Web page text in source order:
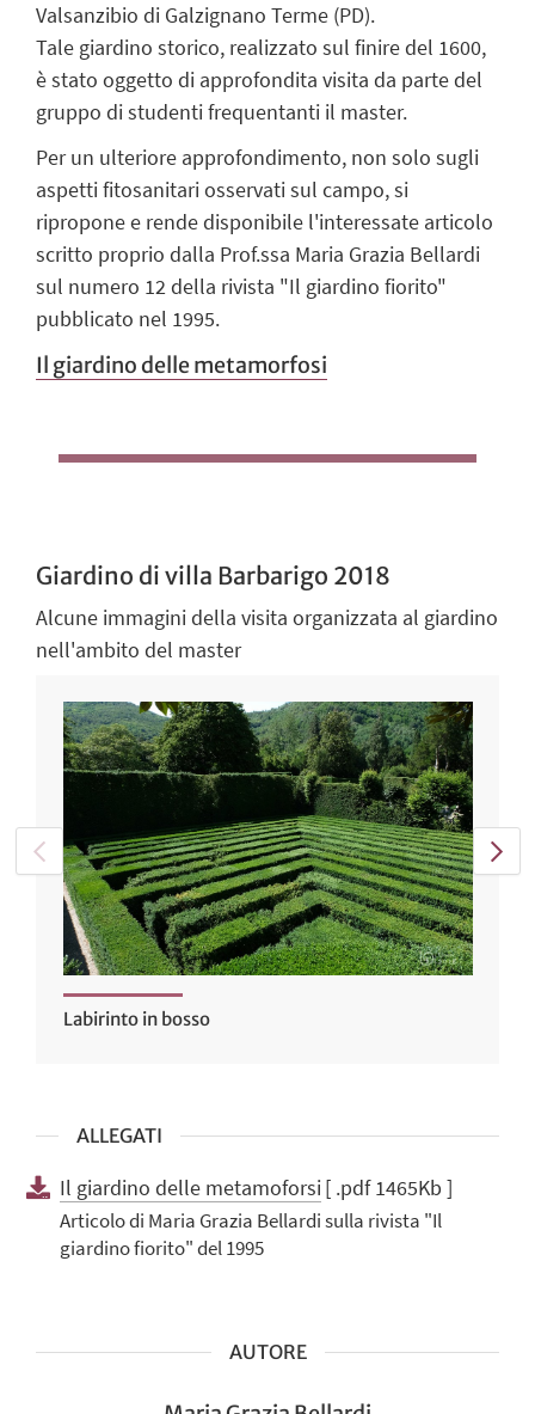
Valsanzibio di Galzignano Terme (PD).
Tale giardino storico, realizzato sul finire del 1600,
è stato oggetto di approfondita visita da parte del
gruppo di studenti frequentanti il master.
Per un ulteriore approfondimento, non solo sugli
aspetti fitosanitari osservati sul campo, si
ripropone e rende disponibile l'interessate articolo
scritto proprio dalla Prof.ssa Maria Grazia Bellardi
sul numero 12 della rivista "Il giardino fiorito"
pubblicato nel 1995.
Il giardino delle metamorfosi
Giardino di villa Barbarigo 2018
Alcune immagini della visita organizzata al giardino
nell'ambito del master
Labirinto in bosso
ALLEGATI
Il giardino delle metamoforsi[ .pdf 1465Kb ]
Articolo di Maria Grazia Bellardi sulla rivista "Il
giardino fiorito" del 1995
AUTORE